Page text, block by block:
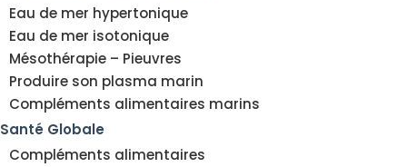
Eau de mer hypertonique
Eau de mer isotonique
Mésothérapie – Pieuvres
Produire son plasma marin
Compléments alimentaires marins
Santé Globale
Compléments alimentaires